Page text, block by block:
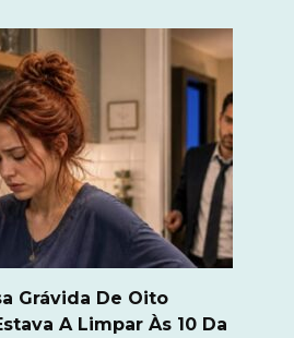
Grávida De Oito
A Limpar Às 10 Da